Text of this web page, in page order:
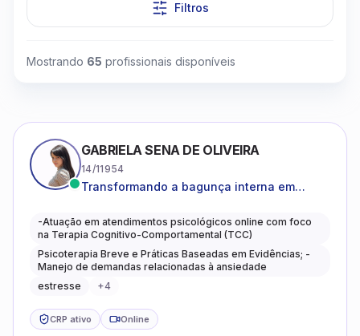
Filtros
Mostrando 65 profissionais disponíveis
GABRIELA SENA DE OLIVEIRA
14/11954
Transformando a bagunça interna em
caminhos mais gentis para se viver.
-Atuação em atendimentos psicológicos online com foco
na Terapia Cognitivo-Comportamental (TCC)
Psicoterapia Breve e Práticas Baseadas em Evidências; -
Manejo de demandas relacionadas à ansiedade
estresse
+4
CRP ativo Online